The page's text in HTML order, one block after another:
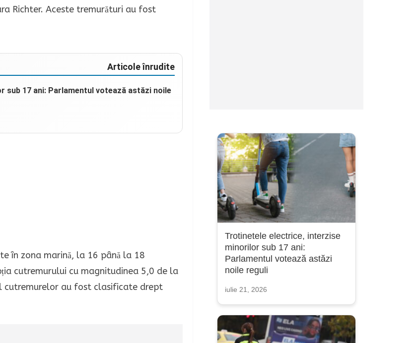
Richter. Aceste tremurături au fost
Articole înrudite
17 ani: Parlamentul votează astăzi noile
în zona marină, la 16 până la 18
cutremurului cu magnitudinea 5,0 de la
cutremurelor au fost clasificate drept
Trotinetele electrice, interzise
minorilor sub 17 ani:
Parlamentul votează astăzi
noile reguli
iulie 21, 2026